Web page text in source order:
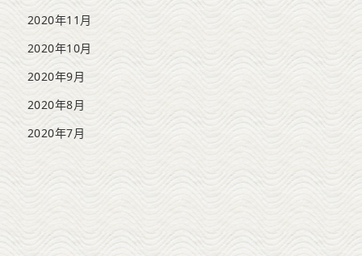
2020年11月
2020年10月
2020年9月
2020年8月
2020年7月